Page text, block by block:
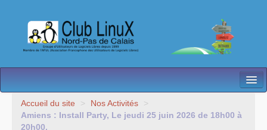
L’Association
Nos Activités
Accueil du site > Nos Activités
>
Amiens : Install Party, Le jeudi 25 juin 2026 de 18h00 à
20h00.